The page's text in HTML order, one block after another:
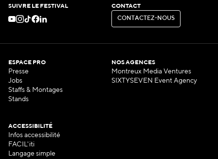
SUIVRE LE FESTIVAL CONTACT
CON ACT EZ-N OUS
CONTACTEZ-NOUS
ESPACE PRO
Presse
Jobs
Staffs & Montages
Stands
NOS AGENCES
Montreux Media Ventures
SIXTYSEVEN Event Agency
ACCESSIBILITÉ
Infos accessibilité
FACIL'iti
Langage simple